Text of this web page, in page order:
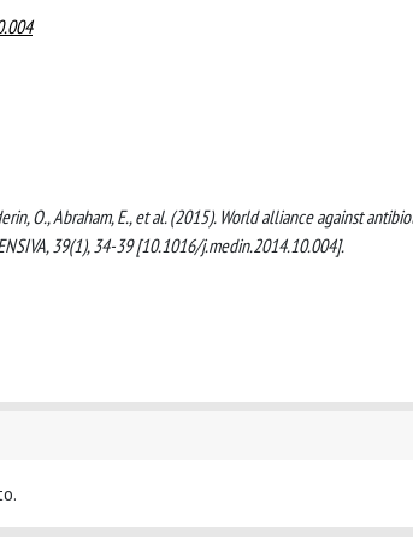
O., Abraham, E., et al. (2015). World alliance against
39(1), 34-39 [10.1016/j.medin.2014.10.004].